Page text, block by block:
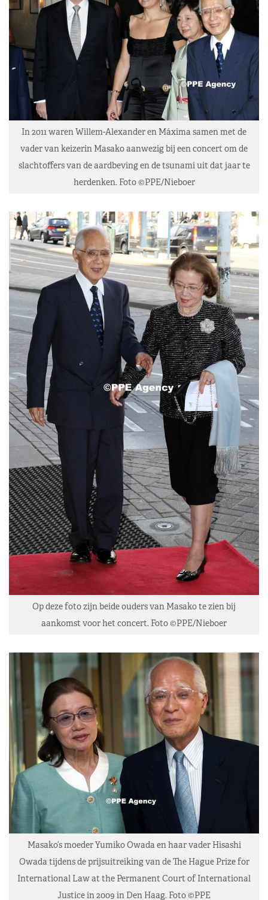
In 2011 waren Willem-Alexander en Máxima samen met de
vader van keizerin Masako aanwezig bij een concert om de
slachtoffers van de aardbeving en de tsunami uit dat jaar te
herdenken. Foto ©PPE/Nieboer
Op deze foto zijn beide ouders van Masako te zien bij
aankomst voor het concert. Foto ©PPE/Nieboer
Masako’s moeder Yumiko Owada en haar vader Hisashi
Owada tijdens de prijsuitreiking van de The Hague Prize for
International Law at the Permanent Court of International
Justice in 2009 in Den Haag. Foto ©PPE